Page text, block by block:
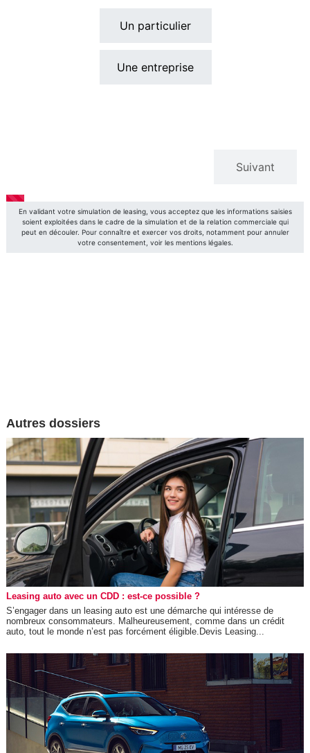
Autres dossiers
Leasing auto avec un CDD : est-ce possible ?
S’engager dans un leasing auto est une démarche qui intéresse de
nombreux consommateurs. Malheureusement, comme dans un crédit
auto, tout le monde n’est pas forcément éligible.Devis Leasing...